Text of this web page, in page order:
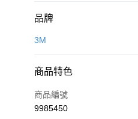
付款方式
信用卡一次付款
Apple Pay
品牌
3M
商品特色
商品編號
9985450